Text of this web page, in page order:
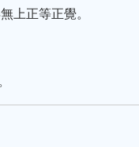
上正等正覺。